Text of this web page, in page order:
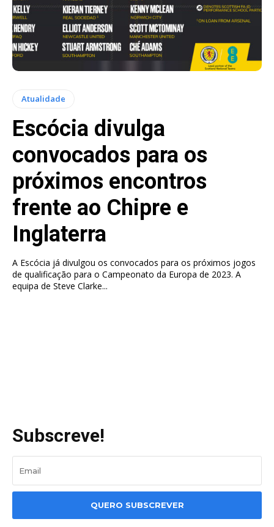
Atualidade
Escócia divulga
convocados para os
próximos encontros
frente ao Chipre e
Inglaterra
A Escócia já divulgou os convocados para os próximos jogos
de qualificação para o Campeonato da Europa de 2023. A
equipa de Steve Clarke...
Subscreve!
QUERO SUBSCREVER